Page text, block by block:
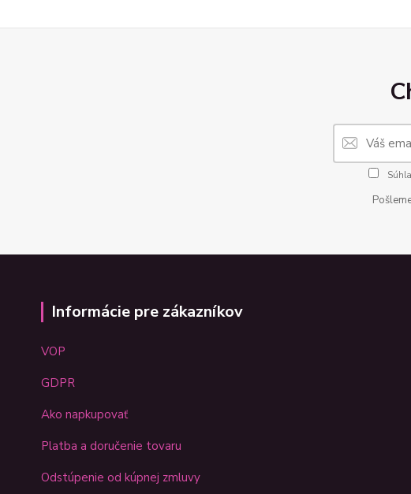
Informácie pre zákazníkov
VOP
GDPR
Ako napkupovať
Platba a doručenie tovaru
Odstúpenie od kúpnej zmluvy